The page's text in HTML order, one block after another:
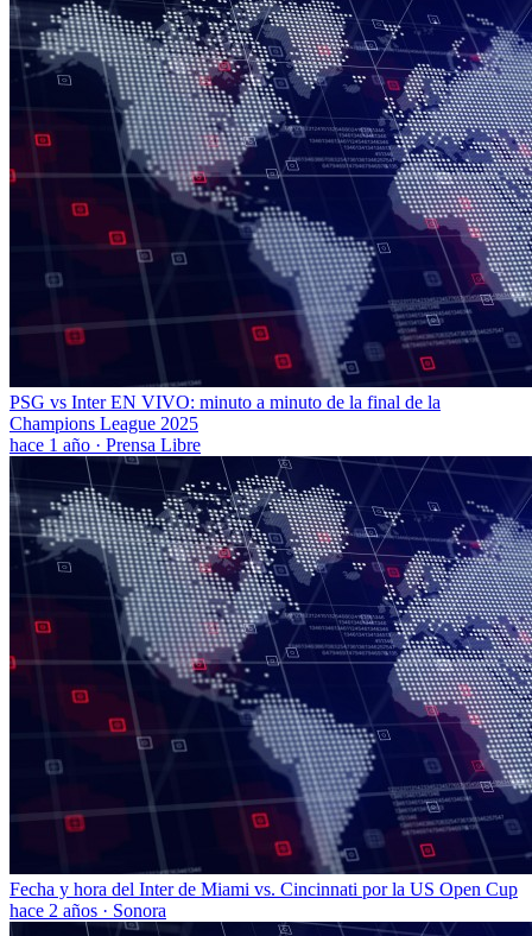
PSG vs Inter EN VIVO: minuto a minuto de la final de la
Champions League 2025
hace 1 año · Prensa Libre
Fecha y hora del Inter de Miami vs. Cincinnati por la US Open Cup
hace 2 años · Sonora